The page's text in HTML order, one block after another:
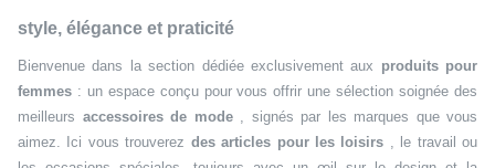
style, élégance et praticité
Bienvenue dans la section dédiée exclusivement aux produits pour
femmes : un espace conçu pour vous offrir une sélection soignée des
meilleurs accessoires de mode, signés par les marques que vous
aimez. Ici vous trouverez des articles pour les loisirs , le travail ou